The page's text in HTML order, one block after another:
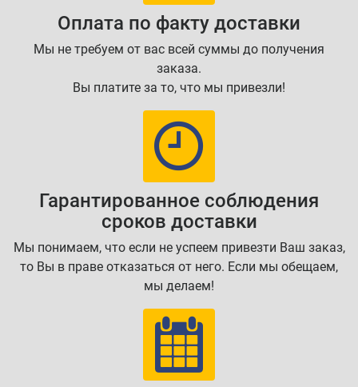
Оплата по факту доставки
Мы не требуем от вас всей суммы до получения
заказа.
Вы платите за то, что мы привезли!
Гарантированное соблюдения
сроков доставки
Мы понимаем, что если не успеем привезти Ваш заказ,
то Вы в праве отказаться от него. Если мы обещаем,
мы делаем!